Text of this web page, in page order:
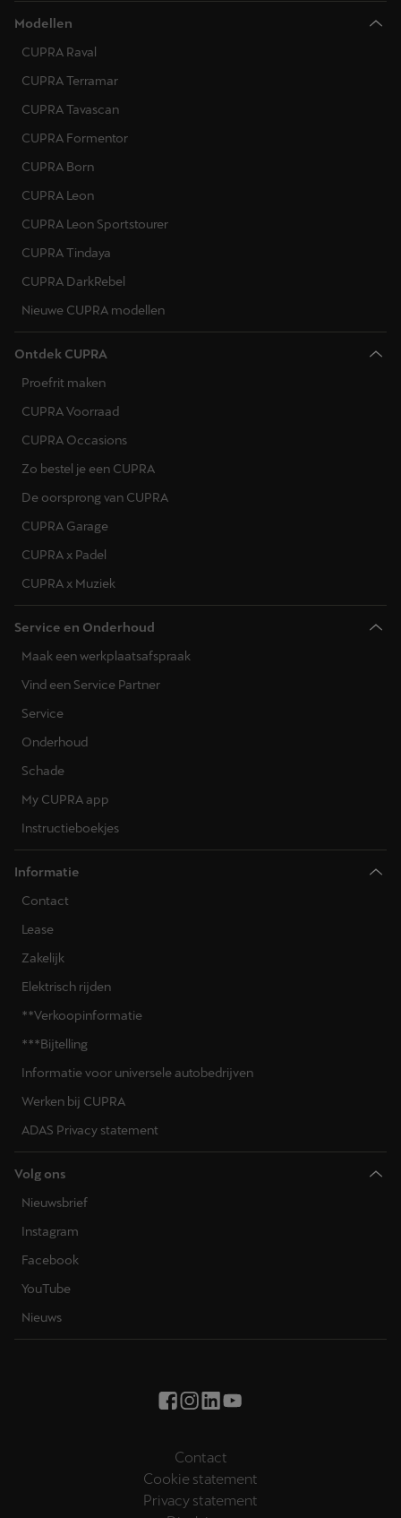
Modellen
CUPRA Raval
CUPRA Terramar
CUPRA Tavascan
CUPRA Formentor
CUPRA Born
CUPRA Leon
CUPRA Leon Sportstourer
CUPRA Tindaya
CUPRA DarkRebel
Nieuwe CUPRA modellen
Ontdek CUPRA
Proefrit maken
CUPRA Voorraad
CUPRA Occasions
Zo bestel je een CUPRA
De oorsprong van CUPRA
CUPRA Garage
CUPRA x Padel
CUPRA x Muziek
Service en Onderhoud
Maak een werkplaatsafspraak
Vind een Service Partner
Service
Onderhoud
Schade
My CUPRA app
Instructieboekjes
Informatie
Contact
Lease
Zakelijk
Elektrisch rijden
**Verkoopinformatie
***Bijtelling
Informatie voor universele autobedrijven
Werken bij CUPRA
ADAS Privacy statement
Volg ons
Nieuwsbrief
Instagram
Facebook
YouTube
Nieuws
Contact
Cookie statement
Privacy statement